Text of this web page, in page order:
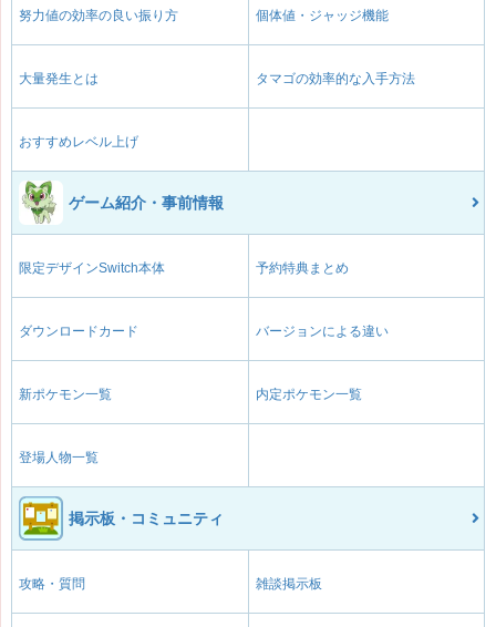
努力値の効率の良い振り方 個体値・ジャッジ機能
大量発生とは タマゴの効率的な入手方法
おすすめレベル上げ
ゲーム紹介・事前情報
限定デザインSwitch本体 予約特典まとめ
ダウンロードカード バージョンによる違い
新ポケモン一覧 内定ポケモン一覧
登場人物一覧
掲示板・コミュニティ
攻略・質問 雑談掲示板